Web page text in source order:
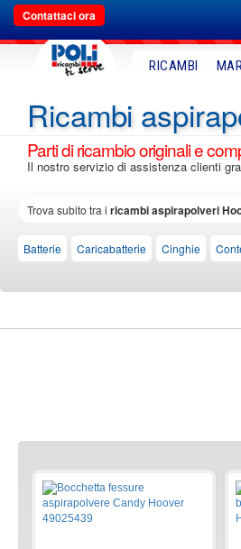
Contattaci ora
RICAMBI
Ricambi
Parti di ricambio originali e
Il nostro servizio di assistenza clienti
Trova subito tra i ricambi aspirapolveri
Batterie Caricabatterie Cinghie